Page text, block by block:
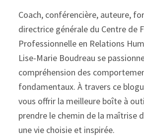
Coach, conférencière, auteure,
directrice générale du Centre de
Professionnelle en Relations
Lise-Marie Boudreau se
compréhension des
fondamentaux. À travers ce
vous offrir la meilleure boîte à
prendre le chemin de la maîtrise
une vie choisie et inspirée.